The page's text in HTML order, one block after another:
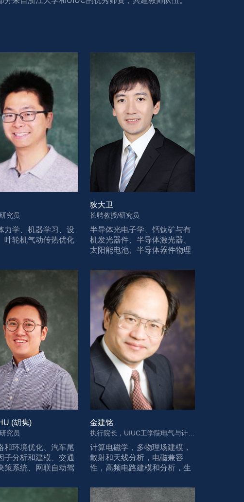
究员
力学、机器学习、设
叶轮机气动传热优化
狄大卫
长聘教授/研究员
半导体光电子学、钙钛矿与有
机发光器件、半导体激光器、
太阳能电池、半导体器件物理
(胡隽)
究员
和环境优化、汽车尾
子分析和建模、交通
策系统、网联自动驾
金建铭
计算电磁学，多物理场建模，
散射和天线分析，电磁兼容
性，高频电路建模和分析，生